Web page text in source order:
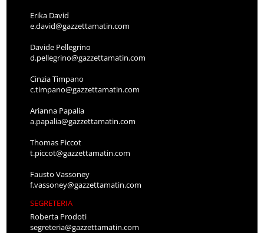
Erika David
e.david@gazzettamatin.com
Davide Pellegrino
d.pellegrino@gazzettamatin.com
Cinzia Timpano
c.timpano@gazzettamatin.com
Arianna Papalia
a.papalia@gazzettamatin.com
Thomas Piccot
t.piccot@gazzettamatin.com
Fausto Vassoney
f.vassoney@gazzettamatin.com
SEGRETERIA
Roberta Prodoti
segreteria@gazzettamatin.com